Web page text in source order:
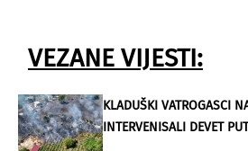
VEZANE VIJESTI:
KLADUŠKI VATROGASCI
INTERVENISALI DEVET